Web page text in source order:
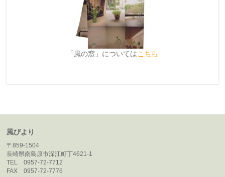
「風の窓」についてはこちら
風びより
〒859-1504
長崎県南島原市深江町丁4621-1
TEL 0957-72-7712
FAX 0957-72-7776